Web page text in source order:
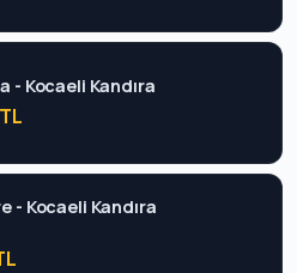
- Kocaeli Kandıra
- Kocaeli Kandıra